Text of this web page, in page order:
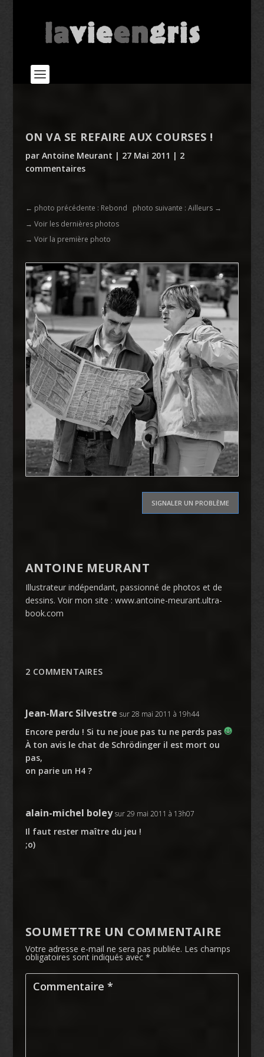
ON VA SE REFAIRE AUX COURSES !
par Antoine Meurant | 27 Mai 2011 | 2
commentaires
← photo précédente : Rebond photo suivante : Ailleurs→
→ Voir les dernières photos
→ Voir la première photo
SIGNALER UN PROBLÈME
ANTOINE MEURANT
Illustrateur indépendant, passionné de photos et de
dessins. Voir mon site : www.antoine-meurant.ultra-
book.com
2 COMMENTAIRES
Jean-Marc Silvestre sur 28 mai 2011 à 19h44
Encore perdu ! Si tu ne joue pas tu ne perds pas
À ton avis le chat de Schrödinger il est mort ou
pas,
on parie un H4 ?
alain-michel boley sur 29 mai 2011 à 13h07
Il faut rester maître du jeu !
;o)
SOUMETTRE UN COMMENTAIRE
Votre adresse e-mail ne sera pas publiée. Les champs
obligatoires sont indiqués avec *